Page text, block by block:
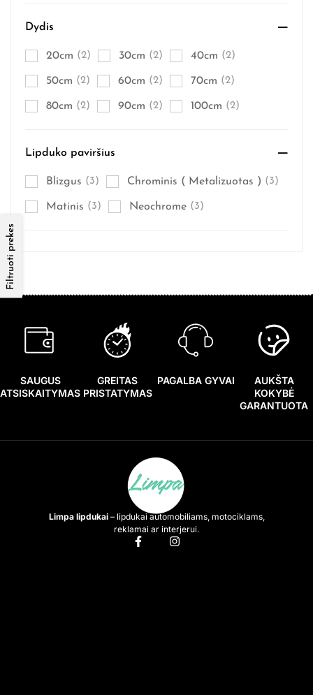
Dydis
20cm (2) 30cm (2) 40cm (2)
50cm (2) 60cm (2) 70cm (2)
80cm (2) 90cm (2) 100cm (2)
Lipduko paviršius
Blizgus (3) Chrominis ( Metalizuotas ) (3)
Matinis (3) Neochrome (3)
Filtruoti prekes
SAUGUS
ATSISKAITYMAS
GREITAS
PRISTATYMAS
PAGALBA GYVAI
AUKŠTA
KOKYBĖ
GARANTUOTA
Limpa lipdukai– lipdukai automobiliams, motociklams,
reklamai ar interjerui.